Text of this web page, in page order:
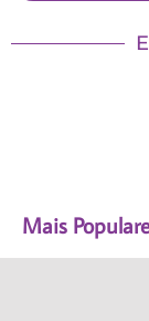
Mais